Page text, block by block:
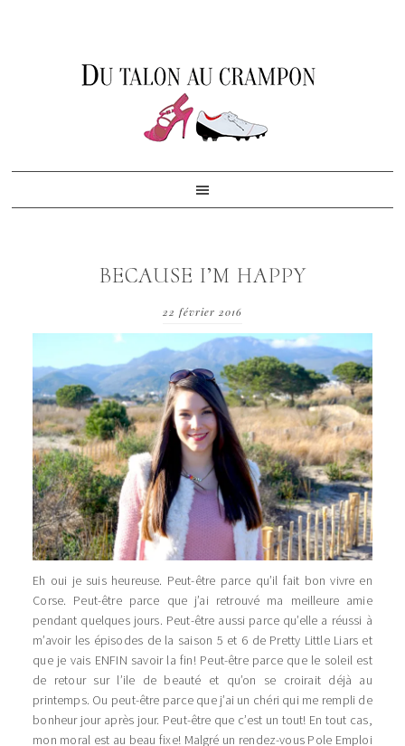
BECAUSE I’M HAPPY
22 février 2016
Eh oui je suis heureuse. Peut-être parce qu’il fait bon vivre en
Corse. Peut-être parce que j’ai retrouvé ma meilleure amie
pendant quelques jours. Peut-être aussi parce qu’elle a réussi à
m’avoir les épisodes de la saison 5 et 6 de Pretty Little Liars et
que je vais ENFIN savoir la fin! Peut-être parce que le soleil est
de retour sur l’ile de beauté et qu’on se croirait déjà au
printemps. Ou peut-être parce que j’ai un chéri qui me rempli de
bonheur jour après jour. Peut-être que c’est un tout! En tout cas,
mon moral est au beau fixe! Malgré un rendez-vous Pole Emploi